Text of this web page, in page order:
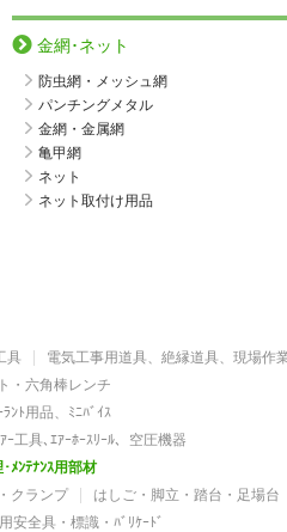
金網･ネット
防虫網・メッシュ網
パンチングメタル
金網・金属網
亀甲網
ネット
ネット取付け用品
具
電気工事用道具、絶縁道具、現場作
・六角棒レンチ
ﾝﾄ用品、ﾐﾆﾊﾞｲｽ
ｰ工具､ｴｱｰﾎｰｽﾘｰﾙ、空圧機器
ﾒﾝﾃﾅﾝｽ用部材
クランプ
はしご・脚立・踏台・足場台
安全具・標識・ﾊﾞﾘｹｰﾄﾞ